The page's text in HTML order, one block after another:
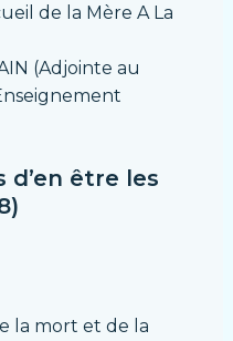
de la Mère A La
(Adjointe au
d’en être les
la mort et de la